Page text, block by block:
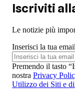
Iscriviti
Le notizie più
Inserisci la tua email
Premendo il tasto
nostra Privacy
Utilizzo dei Siti e